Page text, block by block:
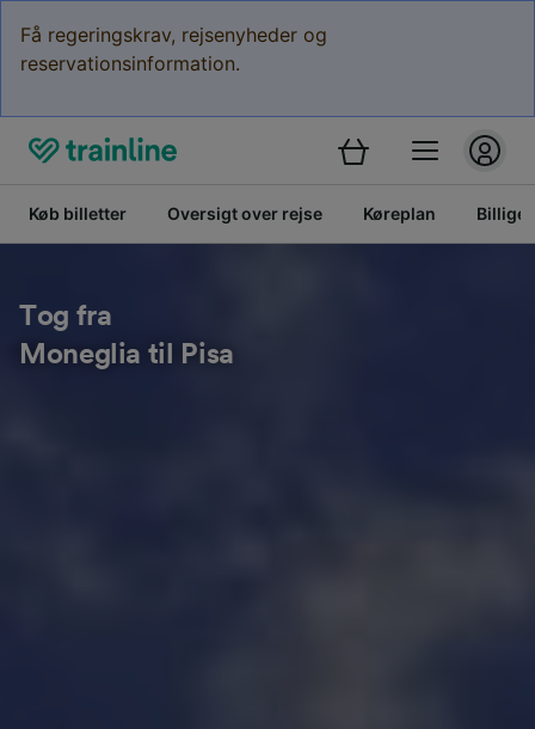
Få regeringskrav, rejsenyheder og
reservationsinformation.
Køb billetter Oversigt over rejse Køreplan Billige
Tog fra
Moneglia til Pisa